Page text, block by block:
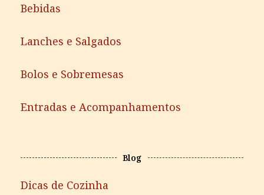
Bebidas
Lanches e Salgados
Bolos e Sobremesas
Entradas e Acompanhamentos
Blog
Dicas de Cozinha